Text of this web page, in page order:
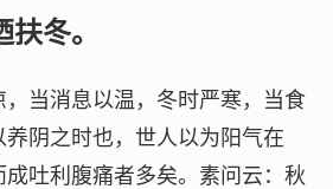
冬。
当消息以温，冬时严寒，当食
阴之时也，世人以为阳气在
吐利腹痛者多矣。素问云：秋